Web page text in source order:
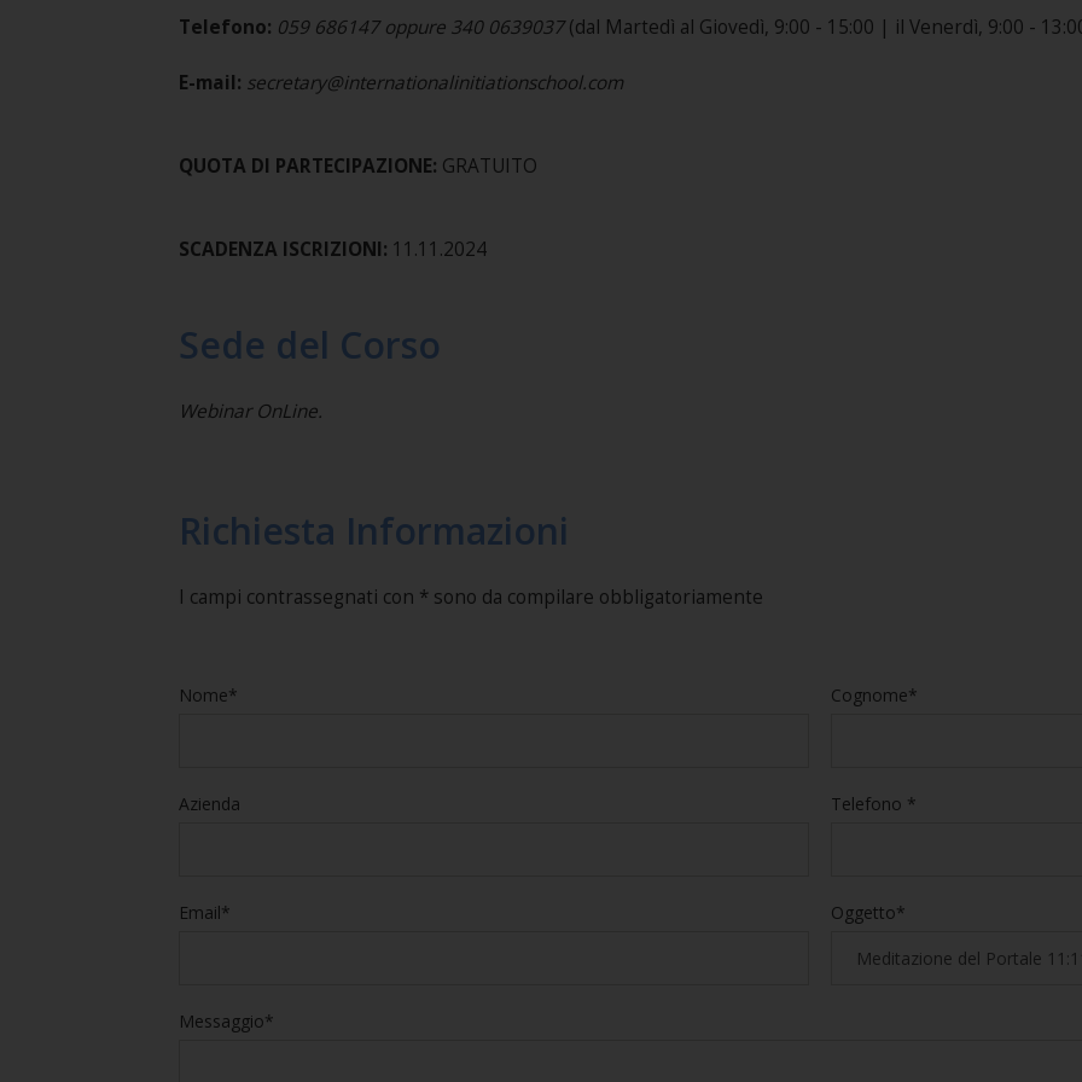
Telefono: 059 686147 oppure 340 0639037(dal Martedì al Giovedì, 9:00 - 15:00 | il Venerdì, 9:00 -
E-mail: secretary@internationalinitiationschool.com
QUOTA DI PARTECIPAZIONE: GRATUITO
SCADENZA ISCRIZIONI: 11.11.2024
Sede del Corso
Webinar OnLine.
Richiesta Informazioni
I campi contrassegnati con * sono da compilare obbligatoriamente
Nome* Cognome*
Azienda Telefono *
Email* Oggetto*
Messaggio*